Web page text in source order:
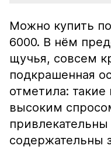
Можно купить
6000. В нём
щучья, совсем
подкрашенная
отметила:
высоким
содержательны